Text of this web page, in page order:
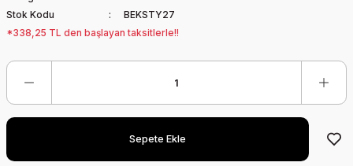
Stok Kodu
BEKSTY27
*338,25 TL den başlayan taksitlerle!!
Sepete Ekle